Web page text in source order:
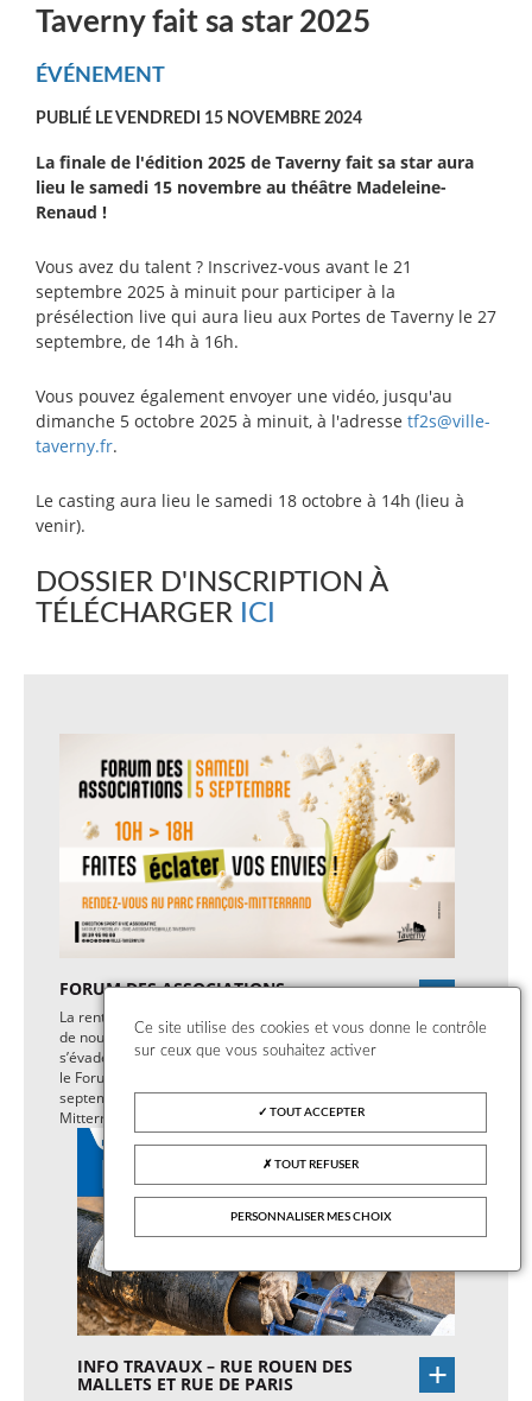
Taverny fait sa star 2025
ÉVÉNEMENT
PUBLIÉ LE VENDREDI 15 NOVEMBRE 2024
La finale de l'édition 2025 de Taverny fait sa star aura
lieu le samedi 15 novembre au théâtre Madeleine-
Renaud !
Vous avez du talent ? Inscrivez-vous avant le 21
septembre 2025 à minuit pour participer à la
présélection live qui aura lieu aux Portes de Taverny le 27
septembre, de 14h à 16h.
Vous pouvez également envoyer une vidéo, jusqu'au
dimanche 5 octobre 2025 à minuit, à l'adresse tf2s@ville-
taverny.fr.
Le casting aura lieu le samedi 18 octobre à 14h (lieu à
venir).
DOSSIER D'INSCRIPTION À
TÉLÉCHARGER ICI
FORUM DES ASSOCIATIONS
La rentrée approche et avec elle, l’envie de se lancer
de nouveaux défis, de bouger ou simplement de
s’évader ! Rendez-vous incontournable de la vie locale,
le Forum des Associations vous accueille le samedi 5
septembre, de 10h à 18h, au cœur du parc François-
Mitterrand, pour une journée riche en rencontres.
INFO TRAVAUX – RUE ROUEN DES
MALLETS ET RUE DE PARIS
Ce site utilise des cookies et vous donne le contrôle
sur ceux que vous souhaitez activer
TOUT ACCEPTER
TOUT REFUSER
PERSONNALISER MES CHOIX